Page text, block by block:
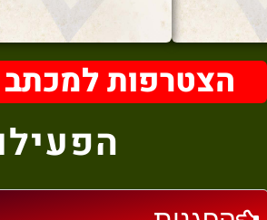
הצטרפות למכתב